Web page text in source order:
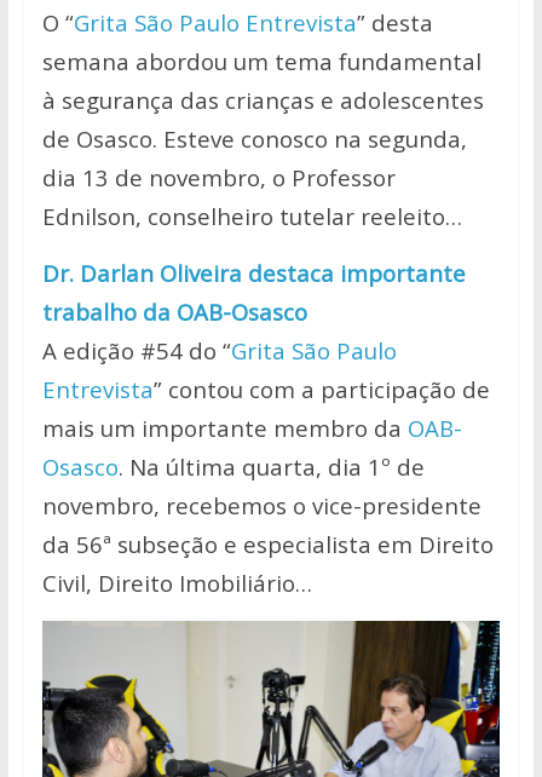
O “Grita São Paulo Entrevista” desta
semana abordou um tema fundamental
à segurança das crianças e adolescentes
de Osasco. Esteve conosco na segunda,
dia 13 de novembro, o Professor
Ednilson, conselheiro tutelar reeleito…
Dr. Darlan Oliveira destaca importante
trabalho da OAB-Osasco
A edição #54 do “Grita São Paulo
Entrevista” contou com a participação de
mais um importante membro da OAB-
Osasco. Na última quarta, dia 1º de
novembro, recebemos o vice-presidente
da 56ª subseção e especialista em Direito
Civil, Direito Imobiliário…